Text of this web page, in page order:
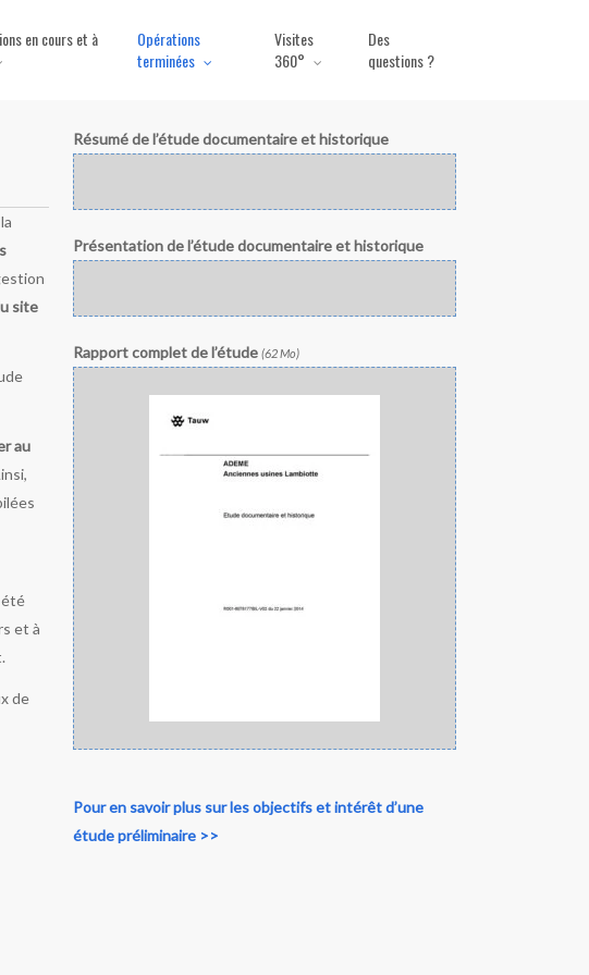
en cours et à
Opérations
terminées
Visites
360°
Des
questions ?
site
au
été
et à
de
Résumé de l’étude documentaire et historique
Présentation de l’étude documentaire et historique
Rapport complet de l’étude(62 Mo)
Pour en savoir plus sur les objectifs et intérêt d’une
étude préliminaire >>